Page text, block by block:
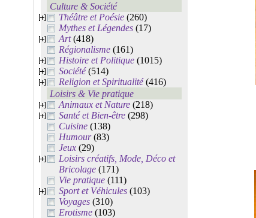
Culture & Société
Théâtre et Poésie (260)
Mythes et Légendes (17)
Art(418)
Régionalisme (161)
Histoire et Politique (1015)
Société(514)
Religion et Spiritualité(416)
Loisirs & Vie pratique
Animaux et Nature (218)
Santé et Bien-être (298)
Cuisine (138)
Humour(83)
Jeux (29)
Loisirs créatifs, Mode, Déco et
Bricolage (171)
Vie pratique (111)
Sport et Véhicules (103)
Voyages (310)
Erotisme (103)